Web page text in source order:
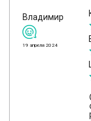
Владимир
19 апреля 2024